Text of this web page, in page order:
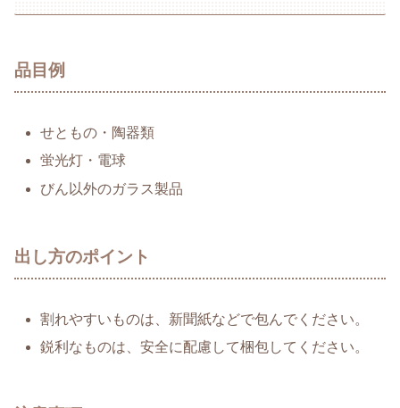
品目例
せともの・陶器類
蛍光灯・電球
びん以外のガラス製品
出し方のポイント
割れやすいものは、新聞紙などで包んでください。
鋭利なものは、安全に配慮して梱包してください。